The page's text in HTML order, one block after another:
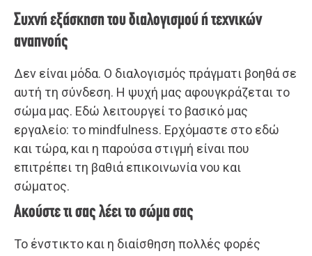
Συχνή εξάσκηση του διαλογισμού ή τεχνικών
αναπνοής
Δεν είναι μόδα. Ο διαλογισμός πράγματι βοηθά σε
αυτή τη σύνδεση. Η ψυχή μας αφουγκράζεται το
σώμα μας. Εδώ λειτουργεί το βασικό μας
εργαλείο: το mindfulness. Ερχόμαστε στο εδώ
και τώρα, και η παρούσα στιγμή είναι που
επιτρέπει τη βαθιά επικοινωνία νου και
σώματος.
Ακούστε τι σας λέει το σώμα σας
Το ένστικτο και η διαίσθηση πολλές φορές